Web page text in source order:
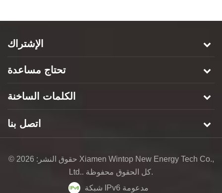
الإشتراك
تحتاج مساعدة
الكلمات الساخنة
اتصل بنا
© حقوق النشر: 2026 Xiamen Wintop New Energy Tech Co.,
Ltd.. كل الحقوق محفوظة.
شبكة IPv6 مدعومة